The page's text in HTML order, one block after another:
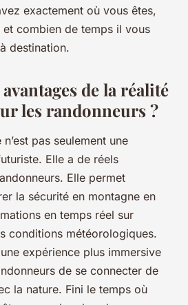
exactement où vous êtes,
combien de temps il vous
destination.
de la réalité
les randonneurs ?
pas seulement une
Elle a de réels
Elle permet
la sécurité en montagne en
en temps réel sur
conditions météorologiques.
expérience plus immersive
de se connecter de
la nature. Fini le temps où